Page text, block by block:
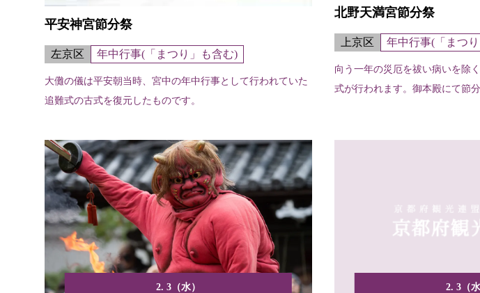
平安神宮節分祭
左京区 年中行事(「まつり」も含む)
大儺の儀は平安朝当時、宮中の年中行事として行われていた
追難式の古式を復元したものです。
北野天満宮節分祭
上京区 年中行事(「まつ
向う一年の災厄を祓い病いを除
式が行われます。御本殿にて節
2. 3（水） 2. 3（水